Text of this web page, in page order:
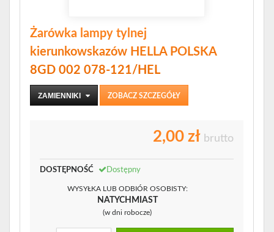
Żarówka lampy tylnej
kierunkowskazów HELLA POLSKA
8GD 002 078-121/HEL
ZAMIENNIKI ZOBACZ SZCZEGÓŁY
2,00 zł brutto
DOSTĘPNOŚĆ Dostępny
WYSYŁKA LUB ODBIÓR OSOBISTY:
NATYCHMIAST
(w dni robocze)